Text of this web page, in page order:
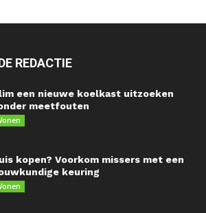
REDACTIE
een nieuwe koelkast uitzoeken
meetfouten
kopen? Voorkom missers met een
keuring